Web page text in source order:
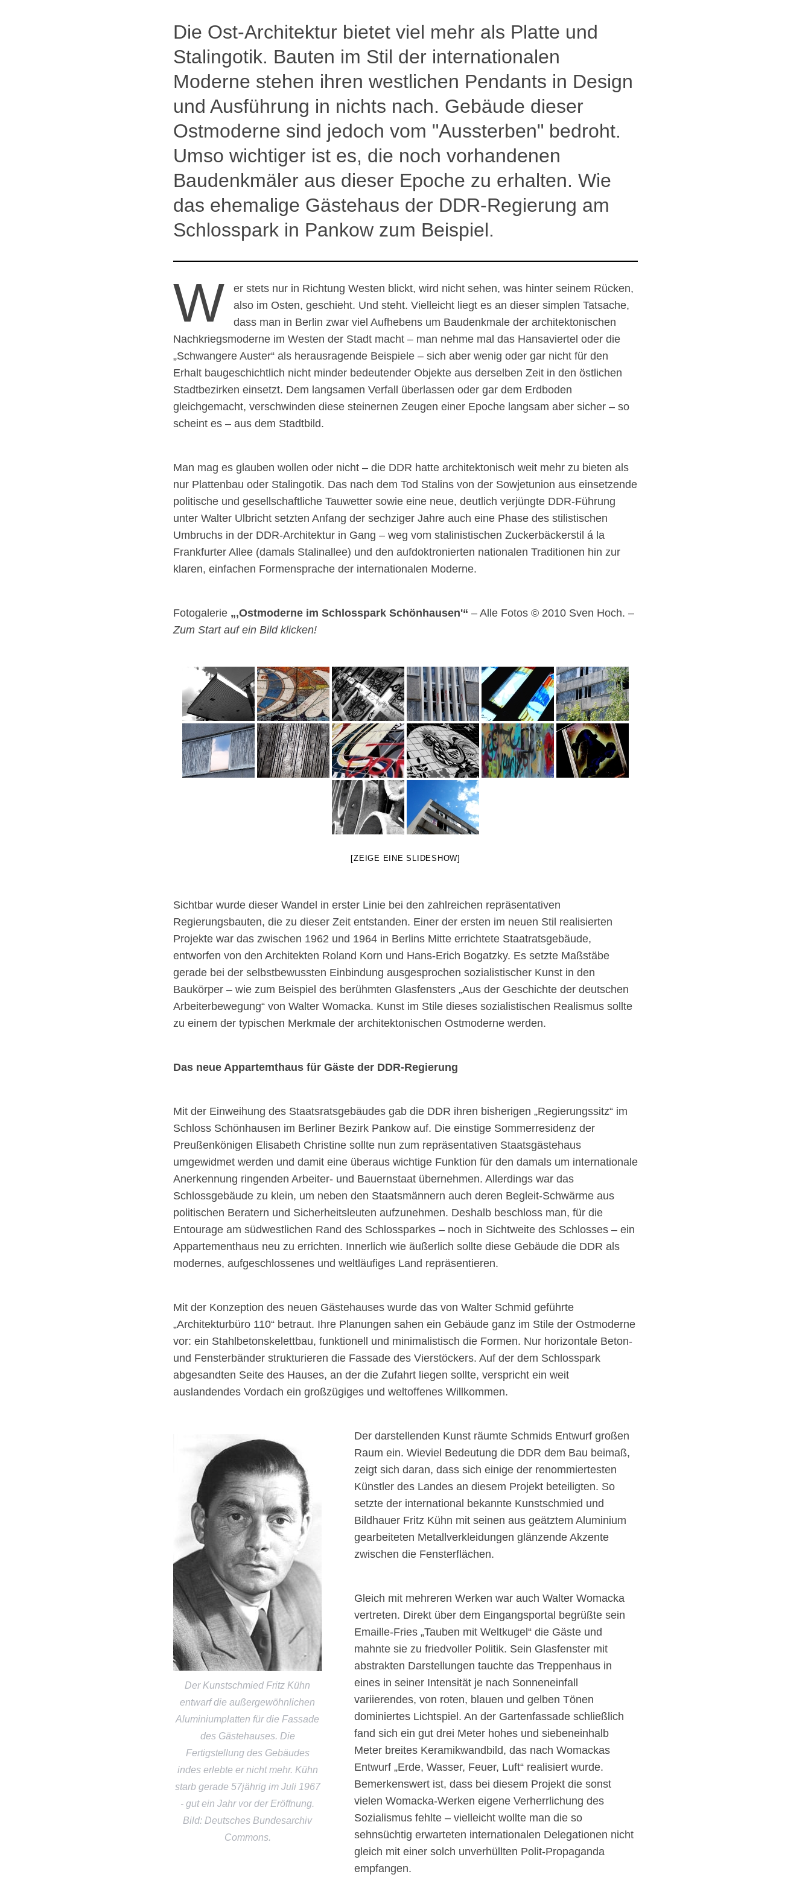
Die Ost-Architektur bietet viel mehr als Platte und
Stalingotik. Bauten im Stil der internationalen
Moderne stehen ihren westlichen Pendants in Design
und Ausführung in nichts nach. Gebäude dieser
Ostmoderne sind jedoch vom "Aussterben" bedroht.
Umso wichtiger ist es, die noch vorhandenen
Baudenkmäler aus dieser Epoche zu erhalten. Wie
das ehemalige Gästehaus der DDR-Regierung am
Schlosspark in Pankow zum Beispiel.
W
er stets nur in Richtung Westen blickt, wird nicht sehen, was hinter seinem Rücken,
also im Osten, geschieht. Und steht. Vielleicht liegt es an dieser simplen Tatsache,
dass man in Berlin zwar viel Aufhebens um Baudenkmale der architektonischen
Nachkriegsmoderne im Westen der Stadt macht – man nehme mal das Hansaviertel oder die
„Schwangere Auster“ als herausragende Beispiele – sich aber wenig oder gar nicht für den
Erhalt baugeschichtlich nicht minder bedeutender Objekte aus derselben Zeit in den östlichen
Stadtbezirken einsetzt. Dem langsamen Verfall überlassen oder gar dem Erdboden
gleichgemacht, verschwinden diese steinernen Zeugen einer Epoche langsam aber sicher – so
scheint es – aus dem Stadtbild.
Man mag es glauben wollen oder nicht – die DDR hatte architektonisch weit mehr zu bieten als
nur Plattenbau oder Stalingotik. Das nach dem Tod Stalins von der Sowjetunion aus einsetzende
politische und gesellschaftliche Tauwetter sowie eine neue, deutlich verjüngte DDR-Führung
unter Walter Ulbricht setzten Anfang der sechziger Jahre auch eine Phase des stilistischen
Umbruchs in der DDR-Architektur in Gang – weg vom stalinistischen Zuckerbäckerstil á la
Frankfurter Allee (damals Stalinallee) und den aufdoktronierten nationalen Traditionen hin zur
klaren, einfachen Formensprache der internationalen Moderne.
Fotogalerie „‚Ostmoderne im Schlosspark Schönhausen'“ – Alle Fotos © 2010 Sven Hoch. –
Zum Start auf ein Bild klicken!
[ZEIGE EINE SLIDESHOW]
Sichtbar wurde dieser Wandel in erster Linie bei den zahlreichen repräsentativen
Regierungsbauten, die zu dieser Zeit entstanden. Einer der ersten im neuen Stil realisierten
Projekte war das zwischen 1962 und 1964 in Berlins Mitte errichtete Staatratsgebäude,
entworfen von den Architekten Roland Korn und Hans-Erich Bogatzky. Es setzte Maßstäbe
gerade bei der selbstbewussten Einbindung ausgesprochen sozialistischer Kunst in den
Baukörper – wie zum Beispiel des berühmten Glasfensters „Aus der Geschichte der deutschen
Arbeiterbewegung“ von Walter Womacka. Kunst im Stile dieses sozialistischen Realismus sollte
zu einem der typischen Merkmale der architektonischen Ostmoderne werden.
Das neue Appartemthaus für Gäste der DDR-Regierung
Mit der Einweihung des Staatsratsgebäudes gab die DDR ihren bisherigen „Regierungssitz“ im
Schloss Schönhausen im Berliner Bezirk Pankow auf. Die einstige Sommerresidenz der
Preußenkönigen Elisabeth Christine sollte nun zum repräsentativen Staatsgästehaus
umgewidmet werden und damit eine überaus wichtige Funktion für den damals um internationale
Anerkennung ringenden Arbeiter- und Bauernstaat übernehmen. Allerdings war das
Schlossgebäude zu klein, um neben den Staatsmännern auch deren Begleit-Schwärme aus
politischen Beratern und Sicherheitsleuten aufzunehmen. Deshalb beschloss man, für die
Entourage am südwestlichen Rand des Schlossparkes – noch in Sichtweite des Schlosses – ein
Appartementhaus neu zu errichten. Innerlich wie äußerlich sollte diese Gebäude die DDR als
modernes, aufgeschlossenes und weltläufiges Land repräsentieren.
Mit der Konzeption des neuen Gästehauses wurde das von Walter Schmid geführte
„Architekturbüro 110“ betraut. Ihre Planungen sahen ein Gebäude ganz im Stile der Ostmoderne
vor: ein Stahlbetonskelettbau, funktionell und minimalistisch die Formen. Nur horizontale Beton-
und Fensterbänder strukturieren die Fassade des Vierstöckers. Auf der dem Schlosspark
abgesandten Seite des Hauses, an der die Zufahrt liegen sollte, verspricht ein weit
auslandendes Vordach ein großzügiges und weltoffenes Willkommen.
Der Kunstschmied Fritz Kühn
entwarf die außergewöhnlichen
Aluminiumplatten für die Fassade
des Gästehauses. Die
Fertigstellung des Gebäudes
indes erlebte er nicht mehr. Kühn
starb gerade 57jährig im Juli 1967
- gut ein Jahr vor der Eröffnung.
Bild: Deutsches Bundesarchiv
Commons.
Der darstellenden Kunst räumte Schmids Entwurf großen
Raum ein. Wieviel Bedeutung die DDR dem Bau beimaß,
zeigt sich daran, dass sich einige der renommiertesten
Künstler des Landes an diesem Projekt beteiligten. So
setzte der international bekannte Kunstschmied und
Bildhauer Fritz Kühn mit seinen aus geätztem Aluminium
gearbeiteten Metallverkleidungen glänzende Akzente
zwischen die Fensterflächen.
Gleich mit mehreren Werken war auch Walter Womacka
vertreten. Direkt über dem Eingangsportal begrüßte sein
Emaille-Fries „Tauben mit Weltkugel“ die Gäste und
mahnte sie zu friedvoller Politik. Sein Glasfenster mit
abstrakten Darstellungen tauchte das Treppenhaus in
eines in seiner Intensität je nach Sonneneinfall
variierendes, von roten, blauen und gelben Tönen
dominiertes Lichtspiel. An der Gartenfassade schließlich
fand sich ein gut drei Meter hohes und siebeneinhalb
Meter breites Keramikwandbild, das nach Womackas
Entwurf „Erde, Wasser, Feuer, Luft“ realisiert wurde.
Bemerkenswert ist, dass bei diesem Projekt die sonst
vielen Womacka-Werken eigene Verherrlichung des
Sozialismus fehlte – vielleicht wollte man die so
sehnsüchtig erwarteten internationalen Delegationen nicht
gleich mit einer solch unverhüllten Polit-Propaganda
empfangen.